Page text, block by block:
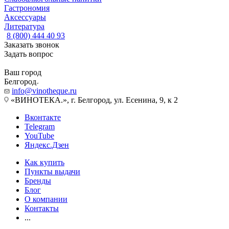
Гастрономия
Аксессуары
Литература
8 (800) 444 40 93
Заказать звонок
Задать вопрос
Ваш город
Белгород
info@vinotheque.ru
«ВИНОТЕКА.», г. Белгород, ул. Есенина, 9, к 2
Вконтакте
Telegram
YouTube
Яндекс.Дзен
Как купить
Пункты выдачи
Бренды
Блог
О компании
Контакты
...